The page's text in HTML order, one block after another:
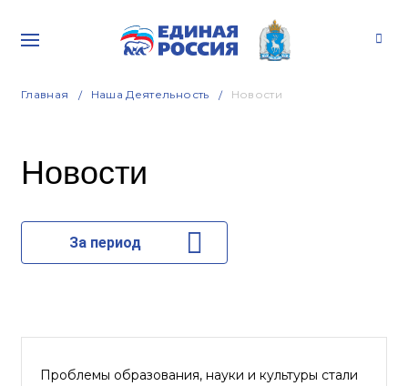
Главная Наша Деятельность Новости
Новости
За период
Проблемы образования, науки и культуры стали